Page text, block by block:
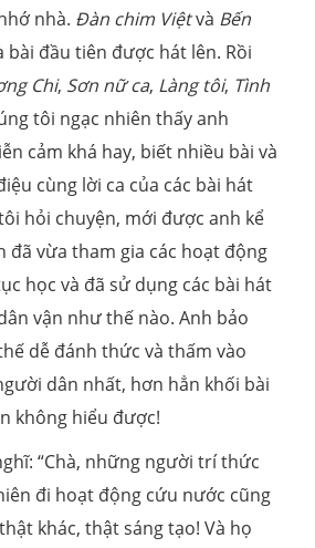
nhà. Đàn chim Việtvà Bến
bài đầu tiên được hát lên. Rồi
Chi, Sơn nữ ca, Làng tôi, Tình
tôi ngạc nhiên thấy anh
cảm khá hay, biết nhiều bài và
cùng lời ca của các bài hát
hỏi chuyện, mới được anh kể
đã vừa tham gia các hoạt động
học và đã sử dụng các bài hát
vận như thế nào. Anh bảo
dễ đánh thức và thấm vào
dân nhất, hơn hẳn khối bài
không hiểu được!
“Chà, những người trí thức
đi hoạt động cứu nước cũng
khác, thật sáng tạo! Và họ